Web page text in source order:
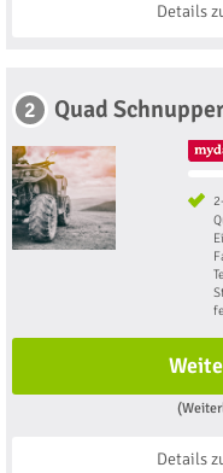
Details
2 Quad
Details